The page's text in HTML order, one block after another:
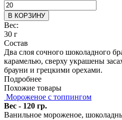
В КОРЗИНУ
Вес:
30 г
Состав
Два слоя сочного шоколадного
карамелью, сверху украшены
брауни и грецкими орехами.
Подробнее
Похожие товары
Мороженое с топпингом
Вес - 120 гр.
Ванильное мороженое,